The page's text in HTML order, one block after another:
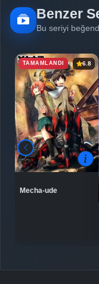
Benzer
Bu seriyi
TAMAMLANDI 6.8
Mecha-ude